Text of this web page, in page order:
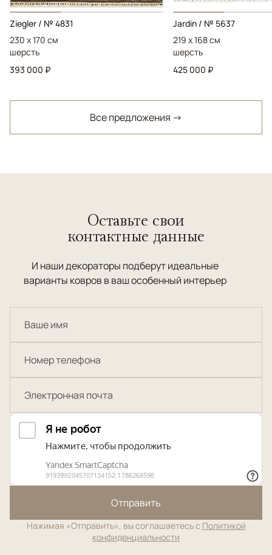
Ziegler / № 4831
230 x 170 см
шерсть
393 000 ₽
Jardin / № 5637
219 x 168 см
шерсть
425 000 ₽
Все предложения →
Оставьте свои
контактные данные
И наши декораторы подберут идеальные
варианты ковров в ваш особенный интерьер
Отправить
Нажимая «Отправить», вы соглашаетесь с Политикой
конфиденциальности